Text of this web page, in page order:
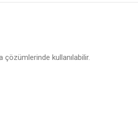
kullanılabilir.